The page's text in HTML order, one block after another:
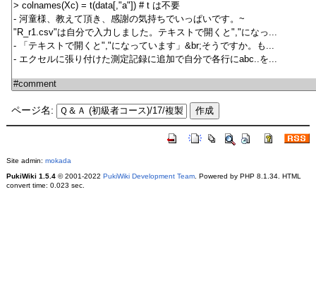
ページ名:
Site admin: mokada
PukiWiki 1.5.4© 2001-2022 PukiWiki Development Team. Powered by PHP 8.1.34. HTML
convert time: 0.023 sec.